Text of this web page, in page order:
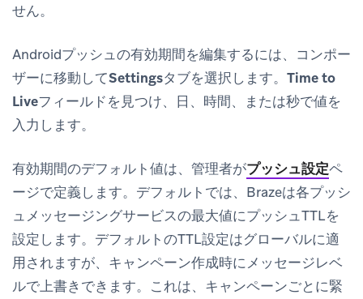
せん。
Androidプッシュの有効期間を編集するには、コンポー
ザーに移動してSettingsタブを選択します。 Time to
Liveフィールドを見つけ、日、時間、または秒で値を
入力します。
有効期間のデフォルト値は、管理者がプッシュ設定ペ
ージで定義します。デフォルトでは、Brazeは各プッシ
ュメッセージングサービスの最大値にプッシュTTLを
設定します。デフォルトのTTL設定はグローバルに適
用されますが、キャンペーン作成時にメッセージレベ
ルで上書きできます。これは、キャンペーンごとに緊